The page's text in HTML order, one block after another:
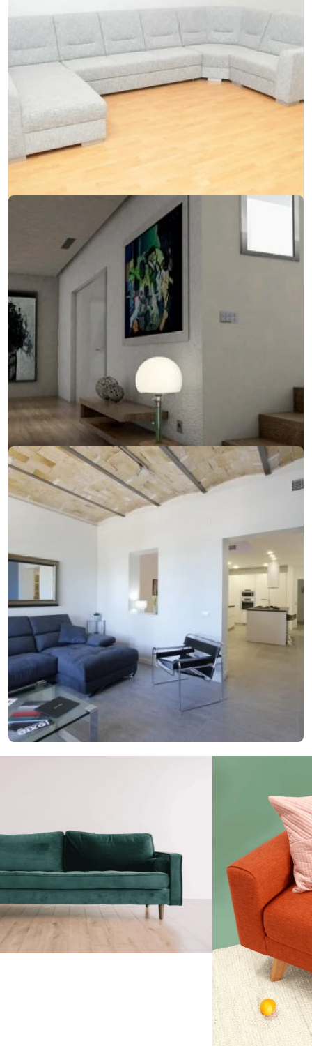
07. marca 2018
Keď sa do modernej sedačky integruje kreslo aj
gauč
Jednoduchý dizajn, ktorý sa zameriava na detail
Jednoduchý dizajn, ktorý sa zameriava na detail
29. januára 2018
Nový nápad pre lepšie bývanie? Vyskúšajte
elegantné členenie interiéru
Nový nápad pre lepšie bývanie? Vyskúšajte elegantné členenie
interiéru